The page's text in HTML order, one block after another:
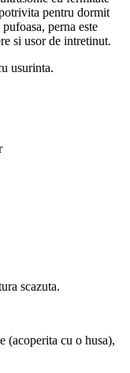
pentru dormit
perna este
si usor de intretinut.
usurinta.
scazuta.
(acoperita cu o husa),